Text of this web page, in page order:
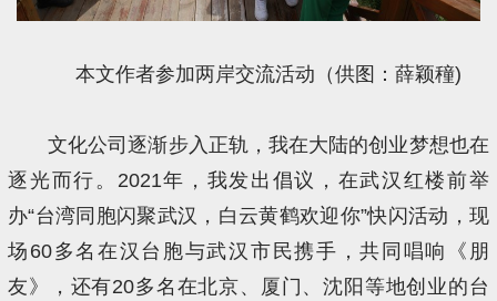
本文作者参加两岸交流活动（供图：薛颖穜)
文化公司逐渐步入正轨，我在大陆的创业梦想也在
逐光而行。2021年，我发出倡议，在武汉红楼前举
办“台湾同胞闪聚武汉，白云黄鹤欢迎你”快闪活动，现
场60多名在汉台胞与武汉市民携手，共同唱响《朋
友》，还有20多名在北京、厦门、沈阳等地创业的台